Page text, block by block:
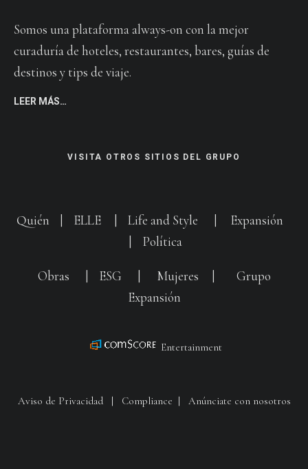
Somos una plataforma always-on con la mejor
curaduría de hoteles, restaurantes, bares, guías de
destinos y tips de viaje.
LEER MÁS…
VISITA OTROS SITIOS DEL GRUPO
Quién ELLE Life and Style
Expansión
Política
Obras ESG Mujeres
Grupo
Expansión
Entertainment
Aviso de Privacidad| Compliance | Anúnciate con nosotros